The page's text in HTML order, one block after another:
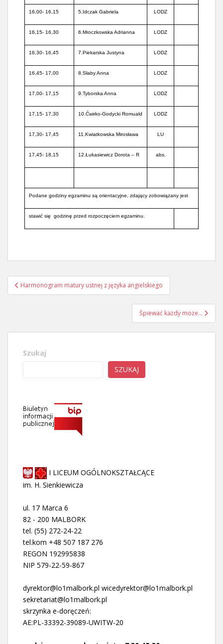
16,00- 16,15 5.Idczak Gabriela LODZ
16,15- 16,30 6.Mroczkowska Adrianna LODZ
16,30- 16,45 7.Piekarska Justyna LODZ
16,45- 17,00 8.Słaby Anna LODZ
17,00- 17,15 9.Tyborska Anna LODZ
17,15- 17,30 10.Ćwirko-Godycki Romuald LODZ
17,30- 17,45 11.Kwiatkowska Mirosława LU
17,45- 18,15 12.Łukasiewicz Dorota – R abs.
Podane godziny egzaminu są orientacyjne, zdający zobowiązany jest
stawić się godzinę przed rozpoczęciem egzaminu.
Nawigacja
wpisu
Harmonogram matury ustnej z języka angielskiego
Śpiewać każdy może…
Szukaj
SZUKAJ
I LICEUM OGÓLNOKSZTAŁCĄCE
im. H. Sienkiewicza
ul. 17 Marca 6
82 - 200 MALBORK
tel. (55) 272-24-22
tel.kom +48 507 187 276
REGON 192995838
NIP 579-22-59-867
dyrektor@lo1malbork.pl wicedyrektor@lo1malbork.pl
sekretariat@lo1malbork.pl
skrzynka e-doręczeń:
AE:PL-33392-39089-UWITW-20